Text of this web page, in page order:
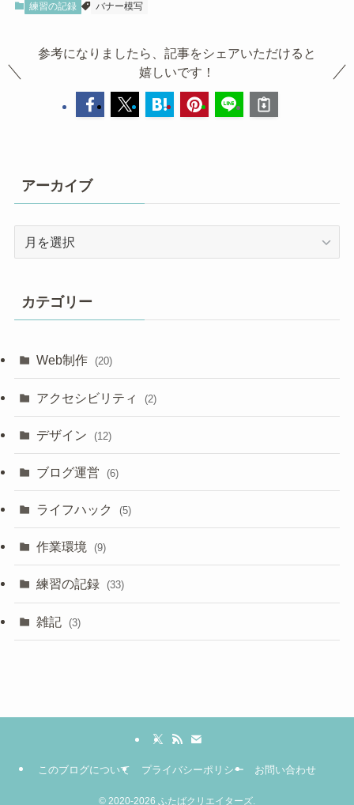
練習の記録 バナー模写
参考になりましたら、記事をシェアいただけると
嬉しいです！
アーカイブ
ブ
カテゴリー
Web制作 (20)
アクセシビリティ (2)
デザイン (12)
ブログ運営 (6)
ライフハック (5)
作業環境 (9)
練習の記録 (33)
雑記 (3)
このブログについて プライバシーポリシー お問い合わせ
© 2020-2026 ふたばクリエイターズ.